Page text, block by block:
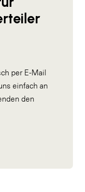
per E-Mail
einfach an
den